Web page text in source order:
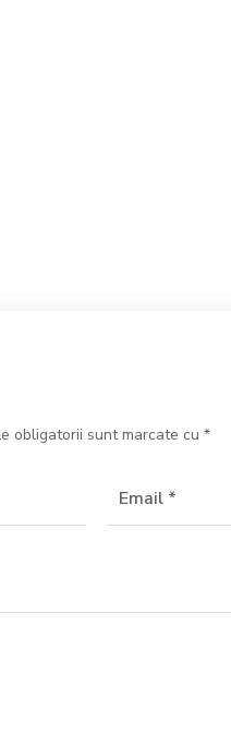
obligatorii sunt marcate cu *